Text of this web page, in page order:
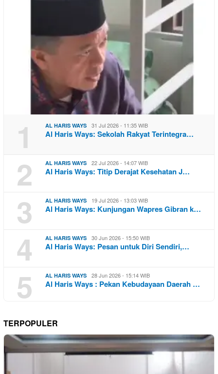
1 AL HARIS WAYS 31 Jul 2026 - 11:35 WIB
Al Haris Ways: Sekolah Rakyat Terintegra…
2 AL HARIS WAYS 22 Jul 2026 - 14:07 WIB
Al Haris Ways: Titip Derajat Kesehatan J…
3 AL HARIS WAYS 19 Jul 2026 - 13:03 WIB
Al Haris Ways: Kunjungan Wapres Gibran k…
4 AL HARIS WAYS 30 Jun 2026 - 15:50 WIB
Al Haris Ways: Pesan untuk Diri Sendiri,…
5 AL HARIS WAYS 28 Jun 2026 - 15:14 WIB
Al Haris Ways : Pekan Kebudayaan Daerah …
TERPOPULER